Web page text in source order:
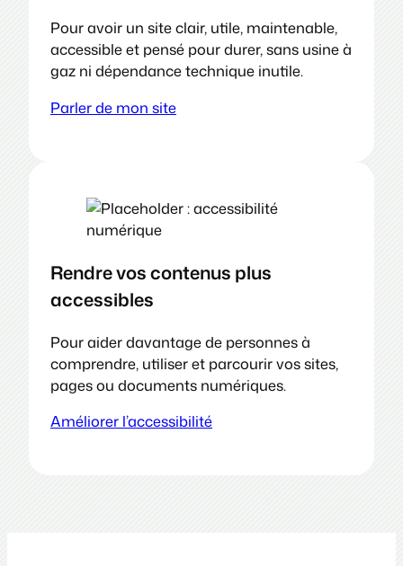
Pour avoir un site clair, utile, maintenable,
accessible et pensé pour durer, sans usine à
gaz ni dépendance technique inutile.
Parler de mon site
Rendre vos contenus plus
accessibles
Pour aider davantage de personnes à
comprendre, utiliser et parcourir vos sites,
pages ou documents numériques.
Améliorer l’accessibilité